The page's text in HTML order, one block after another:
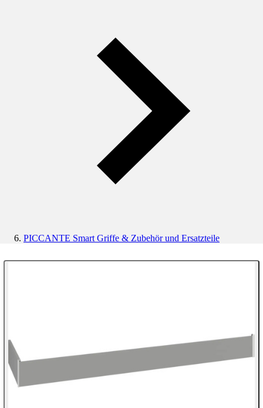
PICCANTE Smart Griffe & Zubehör und Ersatzteile